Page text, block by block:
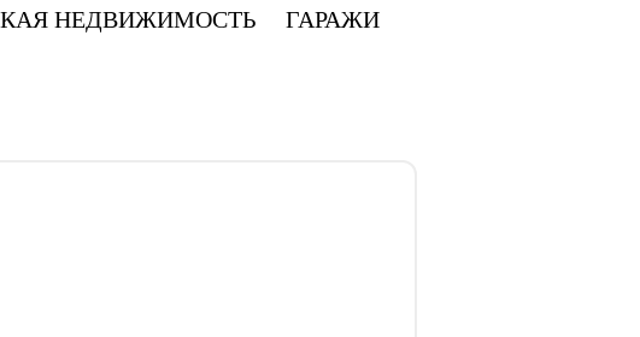
НЕДВИЖИМОСТЬ ГАРАЖИ